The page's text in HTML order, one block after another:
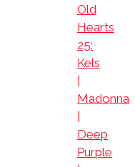
Old
Hearts
25:
Kels
Madonna
Deep
Purple